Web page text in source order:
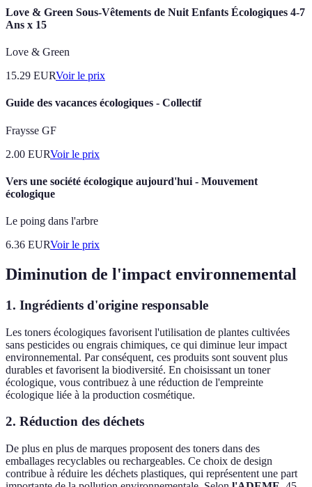
Love & Green Sous-Vêtements de Nuit Enfants Écologiques 4-7
Ans x 15
Love & Green
15.29 EURVoir le prix
Guide des vacances écologiques - Collectif
Fraysse GF
2.00 EURVoir le prix
Vers une société écologique aujourd'hui - Mouvement
écologique
Le poing dans l'arbre
6.36 EURVoir le prix
Diminution de l'impact environnemental
1. Ingrédients d'origine responsable
Les toners écologiques favorisent l'utilisation de plantes cultivées
sans pesticides ou engrais chimiques, ce qui diminue leur impact
environnemental. Par conséquent, ces produits sont souvent plus
durables et favorisent la biodiversité. En choisissant un toner
écologique, vous contribuez à une réduction de l'empreinte
écologique liée à la production cosmétique.
2. Réduction des déchets
De plus en plus de marques proposent des toners dans des
emballages recyclables ou rechargeables. Ce choix de design
contribue à réduire les déchets plastiques, qui représentent une part